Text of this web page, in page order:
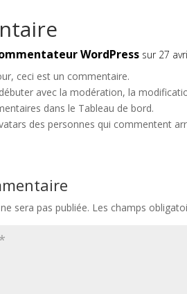
WordPress sur 27
ceci est un commentaire.
avec la modération, la
dans le Tableau de bord.
des personnes qui commentent
sera pas publiée. Les champs